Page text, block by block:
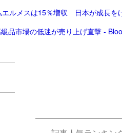
エルメスは15％増収 日本が成長を
品市場の低迷が売り上げ直撃 -